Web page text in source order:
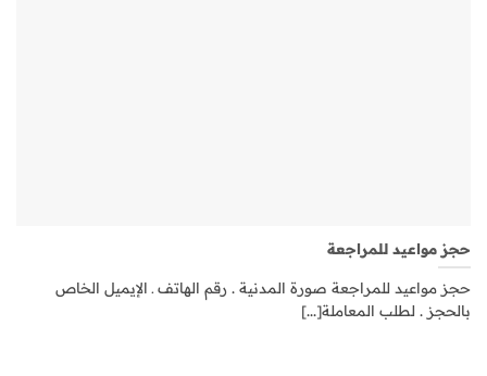
حجز مواعيد للمراجعة
حجز مواعيد للمراجعة صورة المدنية . رقم الهاتف ـ الإيميل الخاص
بالحجز . لطلب المعاملة[...]